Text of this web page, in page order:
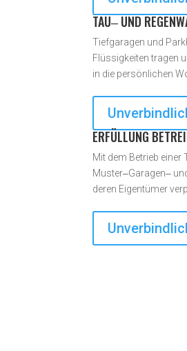
TAU‒ UND
Tiefgaragen und
Flüssigkeiten tragen
in die persönlichen
ERFÜLLUNG
Mit dem Betrieb
Muster‒Garagen‒
deren Eigentümer